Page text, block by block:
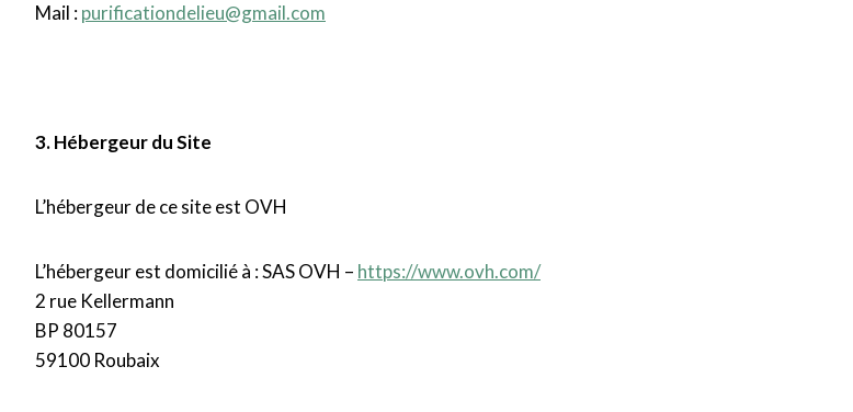
Mail :purificationdelieu@gmail.com
3. Hébergeur du Site
L’hébergeur de ce site est OVH
L’hébergeur est domicilié à : SASOVH – https://www.ovh.com/
2 rue Kellermann
BP 80157
59100 Roubaix